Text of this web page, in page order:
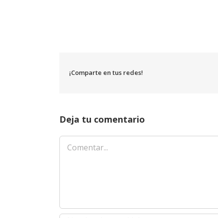
¡Comparte en tus redes!
Deja tu comentario
Comentar